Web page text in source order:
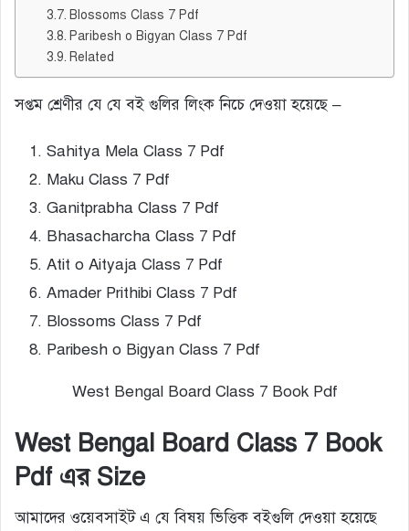
Blossoms Class 7 Pdf
Paribesh o Bigyan Class 7 Pdf
Related
সপ্তম শ্রেণীর যে যে বই গুলির লিংক নিচে দেওয়া হয়েছে –
Sahitya Mela Class 7 Pdf
Maku Class 7 Pdf
Ganitprabha Class 7 Pdf
Bhasacharcha Class 7 Pdf
Atit o Aityaja Class 7 Pdf
Amader Prithibi Class 7 Pdf
Blossoms Class 7 Pdf
Paribesh o Bigyan Class 7 Pdf
West Bengal Board Class 7 Book Pdf
West Bengal Board Class 7 Book
Pdf এর Size
আমাদের ওয়েবসাইট এ যে বিষয় ভিত্তিক বইগুলি দেওয়া হয়েছে